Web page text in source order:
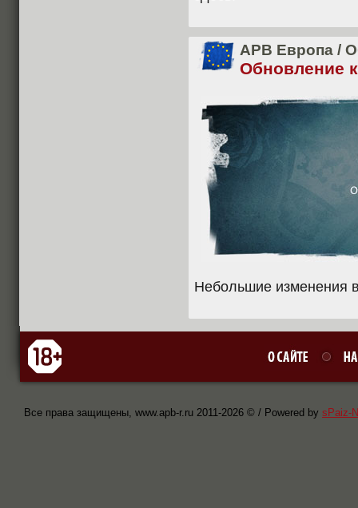
APB Европа /
Обновление
Небольшие изменения
Все права защищены, www.apb-r.ru 2011-2026 © / Powered by sPaiz-